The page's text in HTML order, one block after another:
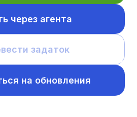
через агента
задаток
на обновления